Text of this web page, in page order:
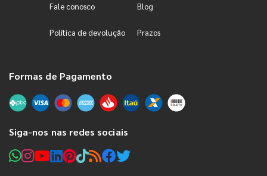
Fale conosco Blog
Política de devolução Prazos
Formas de Pagamento
Siga-nos nas redes sociais